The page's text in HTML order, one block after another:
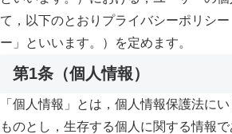
て，以下のとおりプライバシーポリシ
ー」といいます。）を定めます。
第1条（個人情報）
「個人情報」とは，個人情報保護法に
ものとし，生存する個人に関する情報